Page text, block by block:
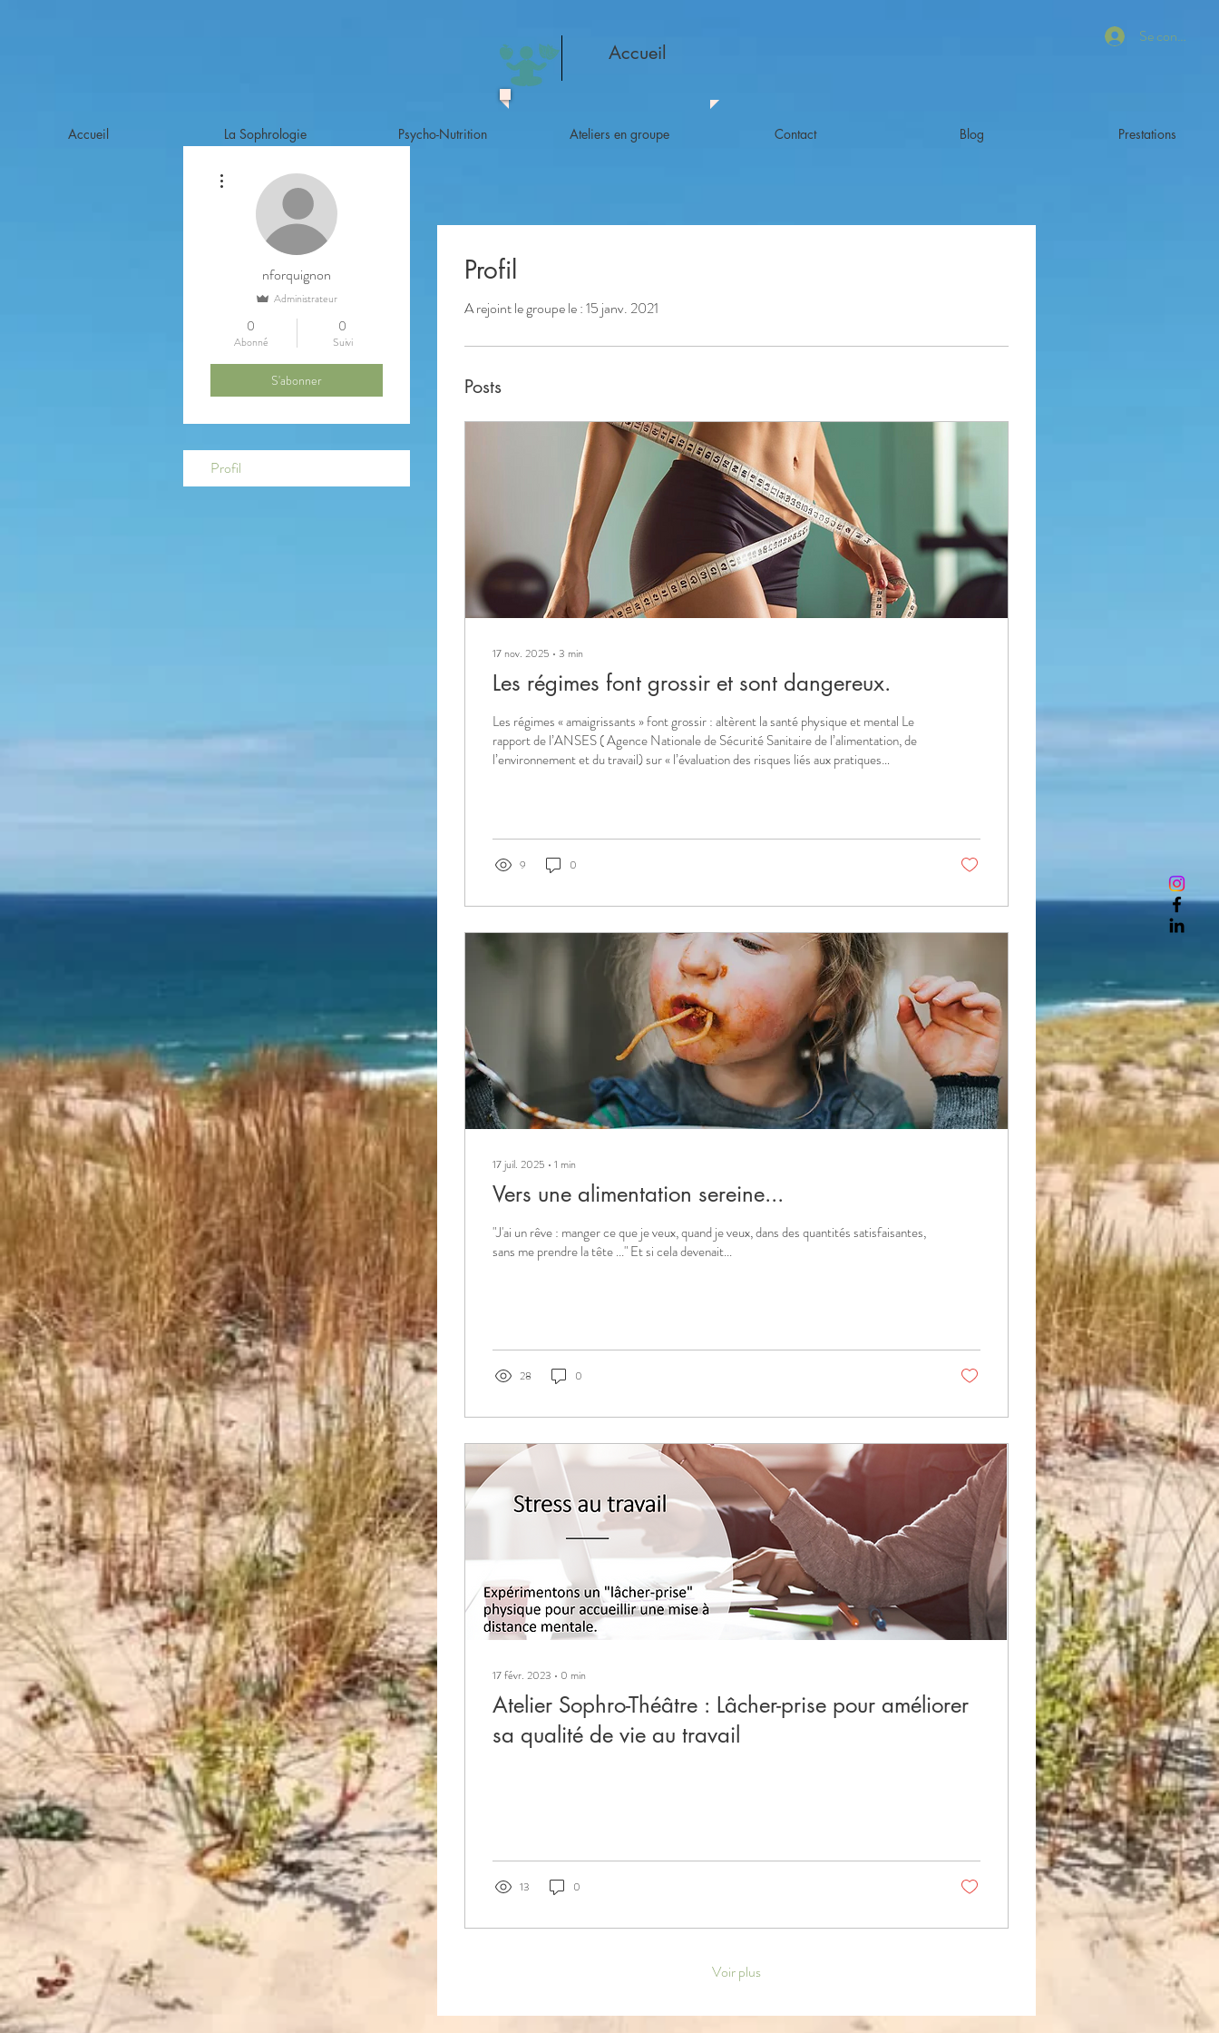
Se connecter
Accueil
Accueil La Sophrologie Psycho-Nutrition Ateliers en groupe Contact Blog Prestations
Profil
A rejoint le groupe le : 15 janv. 2021
Posts
17 nov. 2025 ∙ 3 min
Les régimes font grossir et sont dangereux.
Les régimes « amaigrissants » font grossir : altèrent la santé physique et mental Le
rapport de l’ANSES ( Agence Nationale de Sécurité Sanitaire de l’alimentation, de
l’environnement et du travail) sur « l’évaluation des risques liés aux pratiques
reprise...
9 0
17 juil. 2025 ∙ 1 min
Vers une alimentation sereine...
"J'ai un rêve : manger ce que je veux, quand je veux, dans des quantités satisfaisantes,
sans me prendre la tête ..." Et si cela devenait...
28 0
17 févr. 2023 ∙ 0 min
Atelier Sophro-Théâtre : Lâcher-prise pour améliorer
sa qualité de vie au travail
13 0
Voir plus
nforquignon
Administrateur
0
Abonné
0
Suivi
S'abonner
Profil